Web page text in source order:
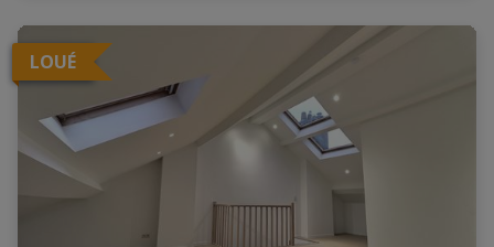
LOUÉ